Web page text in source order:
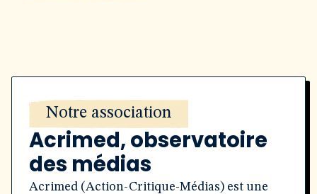
Notre association
Acrimed, observatoire
des médias
Acrimed (Action-Critique-Médias) est une